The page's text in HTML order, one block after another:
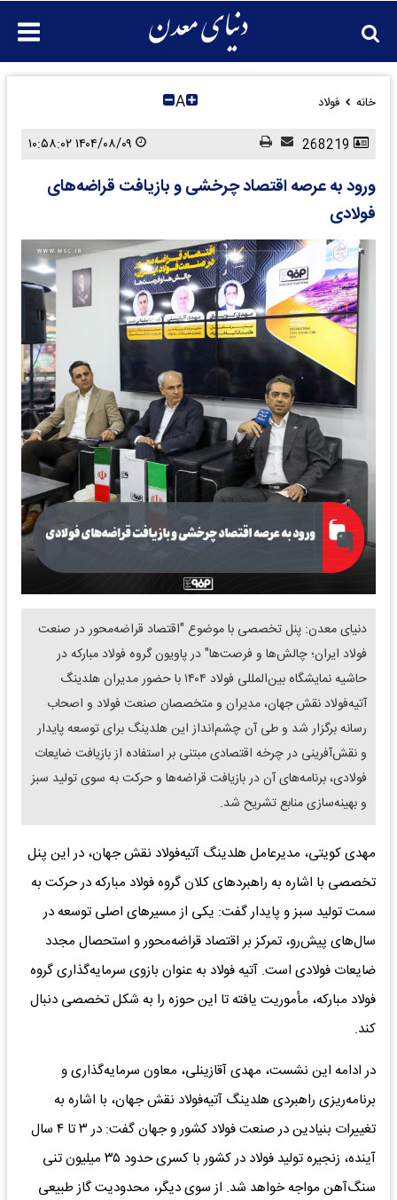
خانه فولاد A
ورود به عرصه اقتصاد چرخشی و بازیافت قراضه‌های
فولادی
دنیای معدن: پنل تخصصی با موضوع "اقتصاد قراضه‌محور در صنعت
فولاد ایران؛ چالش‌ها و فرصت‌ها" در پاویون گروه فولاد مبارکه در
حاشیه نمایشگاه بین‌المللی فولاد ۱۴۰۴ با حضور مدیران هلدینگ
آتیه‌فولاد نقش جهان، مدیران و متخصصان صنعت فولاد و اصحاب
رسانه برگزار شد و طی آن چشم‌انداز این هلدینگ برای توسعه پایدار
و نقش‌آفرینی در چرخه اقتصادی مبتنی بر استفاده از بازیافت ضایعات
فولادی، برنامه‌های آن در بازیافت قراضه‌ها و حرکت به سوی تولید سبز
و بهینه‌سازی منابع تشریح شد.
مهدی کویتی، مدیرعامل هلدینگ آتیه‌فولاد نقش جهان، در این پنل
تخصصی با اشاره به راهبردهای کلان گروه فولاد مبارکه در حرکت به
سمت تولید سبز و پایدار گفت: یکی از مسیرهای اصلی توسعه در
سال‌های پیش‌رو، تمرکز بر اقتصاد قراضه‌محور و استحصال مجدد
ضایعات فولادی است. آتیه فولاد به عنوان بازوی سرمایه‌گذاری گروه
فولاد مبارکه، مأموریت یافته تا این حوزه را به شکل تخصصی دنبال
کند.
در ادامه‌ این نشست، مهدی آقازینلی، معاون سرمایه‌گذاری و
برنامه‌ریزی راهبردی هلدینگ آتیه‌فولاد نقش جهان، با اشاره به
تغییرات بنیادین در صنعت فولاد کشور و جهان گفت: در ۳ تا ۴ سال
آینده، زنجیره تولید فولاد در کشور با کسری حدود ۳۵ میلیون تنی
سنگ‌آهن مواجه خواهد شد. از سوی دیگر، محدودیت گاز طبیعی